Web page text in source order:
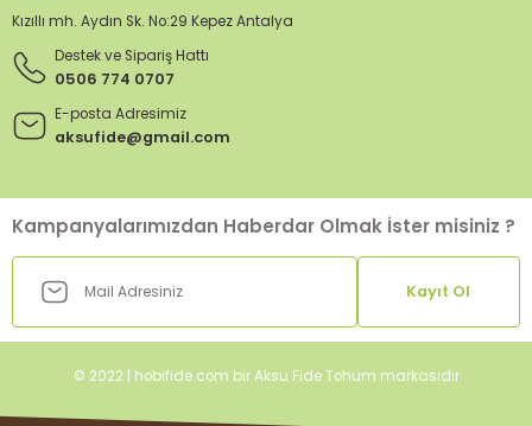
Kızıllı mh. Aydın Sk. No:29 Kepez Antalya
Destek ve Sipariş Hattı
0506 774 0707
E-posta Adresimiz
aksufide@gmail.com
Kampanyalarımızdan Haberdar Olmak İster misiniz ?
Kayıt Ol
© 2022 | hobifide.com bir Aksu Fide Tohum markasıdır